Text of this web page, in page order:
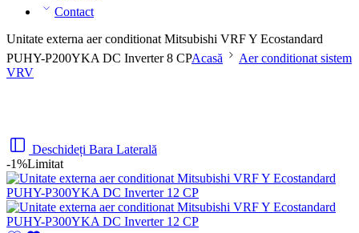
Contact
Unitate externa aer conditionat Mitsubishi VRF Y Ecostandard
PUHY-P200YKA DC Inverter 8 CPAcasă
Aer conditionat sistem
VRV
Deschideți Bara Laterală
-1%Limitat